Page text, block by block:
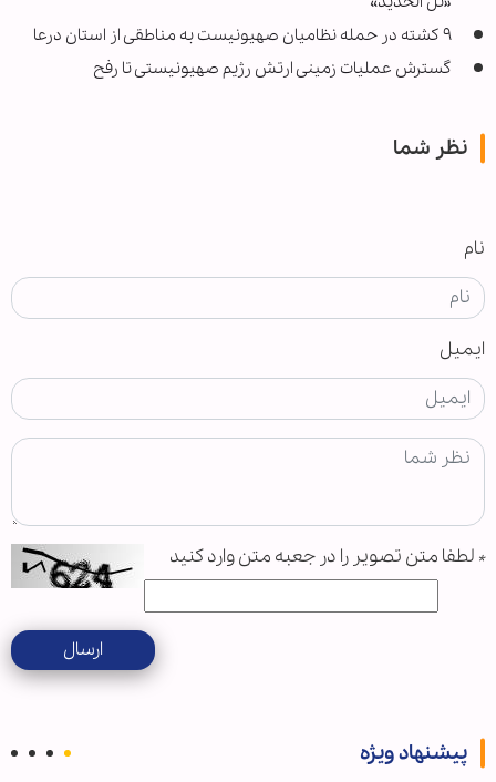
۹ کشته در حمله نظامیان صهیونیست به مناطقی از استان درعا
گسترش عملیات زمینی ارتش رژیم صهیونیستی تا رفح
نظر شما
نام
ایمیل
* لطفا متن تصویر را در جعبه متن وارد کنید
ارسال
پیشنهاد ویژه